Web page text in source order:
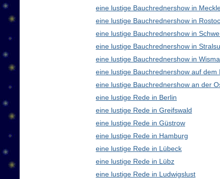
eine lustige Bauchrednershow in
eine lustige Bauchrednershow in
eine lustige Bauchrednershow in
eine lustige Bauchrednershow in
eine lustige Bauchrednershow in
eine lustige Bauchrednershow auf dem
eine lustige Bauchrednershow an der
eine lustige Rede in Berlin
eine lustige Rede in Greifswald
eine lustige Rede in Güstrow
eine lustige Rede in Hamburg
eine lustige Rede in Lübeck
eine lustige Rede in Lübz
eine lustige Rede in Ludwigslust